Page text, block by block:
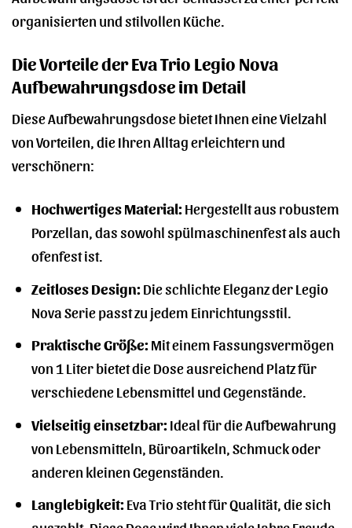
organisierten und stilvollen Küche.
Die Vorteile der Eva Trio Legio Nova
Aufbewahrungsdose im Detail
Diese Aufbewahrungsdose bietet Ihnen eine Vielzahl
von Vorteilen, die Ihren Alltag erleichtern und
verschönern:
Hochwertiges Material:Hergestellt aus robustem
Porzellan, das sowohl spülmaschinenfest als auch
ofenfest ist.
Zeitloses Design:Die schlichte Eleganz der Legio
Nova Serie passt zu jedem Einrichtungsstil.
Praktische Größe:Mit einem Fassungsvermögen
von 1 Liter bietet die Dose ausreichend Platz für
verschiedene Lebensmittel und Gegenstände.
Vielseitig einsetzbar:Ideal für die Aufbewahrung
von Lebensmitteln, Büroartikeln, Schmuck oder
anderen kleinen Gegenständen.
Langlebigkeit:Eva Trio steht für Qualität, die sich